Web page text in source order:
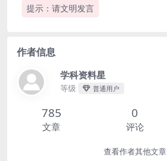
提示：请文明发言
作者信息
学科资料星
等级 普通用户
785
文章
0
评论
查看作者其他文章